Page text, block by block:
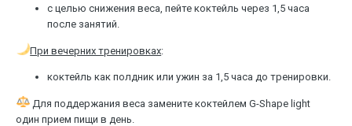
с целью снижения веса, пейте коктейль через 1,5 часа
после занятий.
При вечерних тренировках:
коктейль как полдник или ужин за 1,5 часа до тренировки.
Для поддержания веса замените коктейлем G-Shape light
один прием пищи в день.